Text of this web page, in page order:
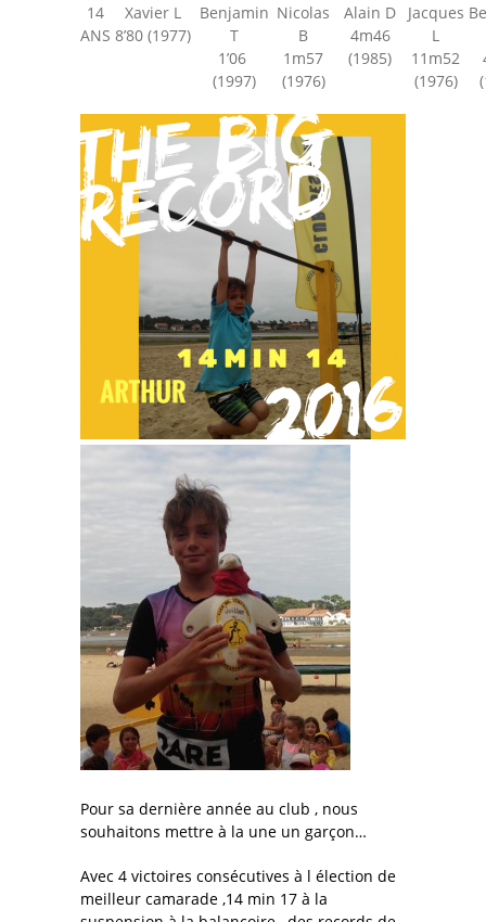
14
ANS
Xavier L
8’80 (1977)
Benjamin
T
1’06
(1997)
Nicolas
B
1m57
(1976)
Alain D
4m46
(1985)
Jacques
L
11m52
(1976)
Pour sa dernière année au club , nous
souhaitons mettre à la une un garçon…
Avec 4 victoires consécutives à l élection de
meilleur camarade ,14 min 17 à la